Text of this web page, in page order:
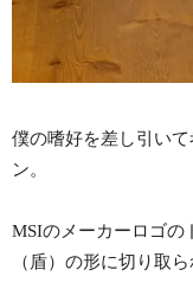
僕の嗜好を差し引い
ン。
MSIのメーカーロゴの
（盾）の形に切り取ら